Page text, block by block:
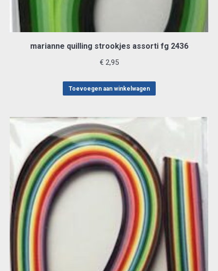
marianne quilling strookjes assorti fg 2436
€2,95
Toevoegen aan winkelwagen